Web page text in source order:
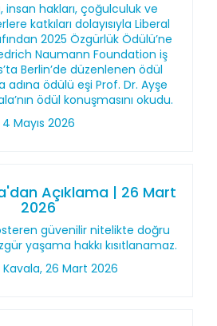
insan hakları, çoğulculuk ve
katkıları dolayısıyla Liberal
2025 Özgürlük Ödülü’ne
Naumann Foundation iş
Berlin’de düzenlenen ödül
adına ödülü eşi Prof. Dr. Ayşe
ödül konuşmasını okudu.
4 Mayıs 2026
Açıklama | 26 Mart
2026
güvenilir nitelikte doğru
yaşama hakkı kısıtlanamaz.
26 Mart 2026